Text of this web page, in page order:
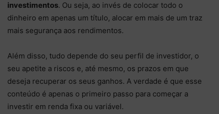
investimentos. Ou seja, ao invés de colocar todo o
dinheiro em apenas um título, alocar em mais de um traz
mais segurança aos rendimentos.
Além disso, tudo depende do seu perfil de investidor, o
seu apetite a riscos e, até mesmo, os prazos em que
deseja recuperar os seus ganhos. A verdade é que esse
conteúdo é apenas o primeiro passo para começar a
investir em renda fixa ou variável.